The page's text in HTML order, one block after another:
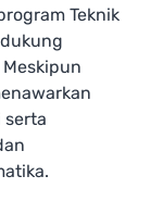
Teknik
serta